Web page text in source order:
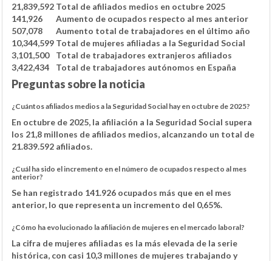
21,839,592 Total de afiliados medios en octubre 2025
141,926
Aumento de ocupados respecto al mes anterior
507,078
Aumento total de trabajadores en el último año
10,344,599 Total de mujeres afiliadas a la Seguridad Social
3,101,500
Total de trabajadores extranjeros afiliados
3,422,434
Total de trabajadores autónomos en España
Preguntas sobre la noticia
¿Cuántos afiliados medios a la Seguridad Social hay en octubre de 2025?
En octubre de 2025, la afiliación a la Seguridad Social supera
los 21,8 millones de afiliados medios, alcanzando un total de
21.839.592 afiliados.
¿Cuál ha sido el incremento en el número de ocupados respecto al mes
anterior?
Se han registrado 141.926 ocupados más que en el mes
anterior, lo que representa un incremento del 0,65%.
¿Cómo ha evolucionado la afiliación de mujeres en el mercado laboral?
La cifra de mujeres afiliadas es la más elevada de la serie
histórica, con casi 10,3 millones de mujeres trabajando y